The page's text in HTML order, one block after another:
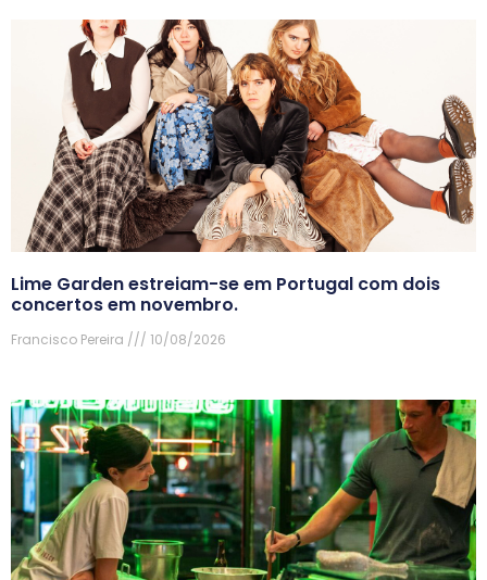
Lime Garden estreiam-se em Portugal com dois
concertos em novembro.
Francisco Pereira 10/08/2026